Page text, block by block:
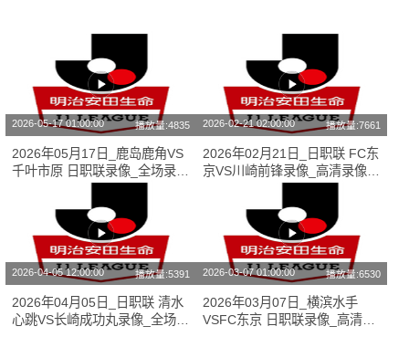
2026-05-17 01:00:00 播放量:4835
2026年05月17日_鹿岛鹿角VS
千叶市原 日职联录像_全场录像
2026-02-21 02:00:00 播放量:7661
2026年02月21日_日职联 FC东
京VS川崎前锋录像_高清录像
2026-04-05 12:00:00 播放量:5391
2026年04月05日_日职联 清水
心跳VS长崎成功丸录像_全场录
2026-03-07 01:00:00 播放量:6530
2026年03月07日_横滨水手
VSFC东京 日职联录像_高清录